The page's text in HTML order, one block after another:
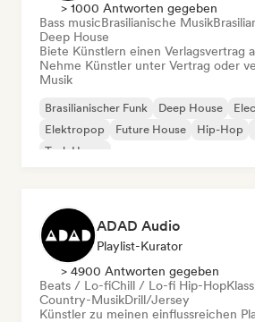
> 1000 Antworten gegeben
Bass musicBrasilianische Musik
Deep House
Biete Künstlern einen Verlagsvertrag
Nehme Künstler unter Vertrag oder
Musik
Brasilianischer Funk Deep House
Elektropop
Future House Hip-Hop
Tech House
ADAD Audio
Playlist-Kurator
> 4900 Antworten gegeben
Beats / Lo-fiChill / Lo-fi Hip-Hop
Country-MusikDrill/Jersey
Künstler zu meinen einflussreichen